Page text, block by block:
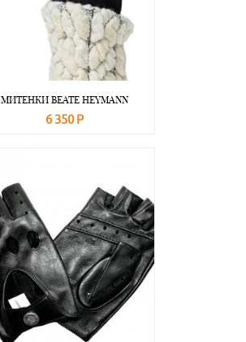
МИТЕНКИ BEATE НEYMANN
6 350 Р